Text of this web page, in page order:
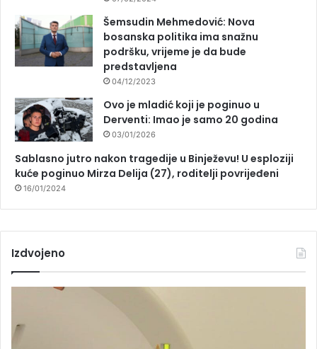
Šemsudin Mehmedović: Nova
bosanska politika ima snažnu
podršku, vrijeme je da bude
predstavljena
04/12/2023
Ovo je mladić koji je poginuo u
Derventi: Imao je samo 20 godina
03/01/2026
Sablasno jutro nakon tragedije u Binježevu! U esploziji
kuće poginuo Mirza Delija (27), roditelji povrijeđeni
16/01/2024
Izdvojeno